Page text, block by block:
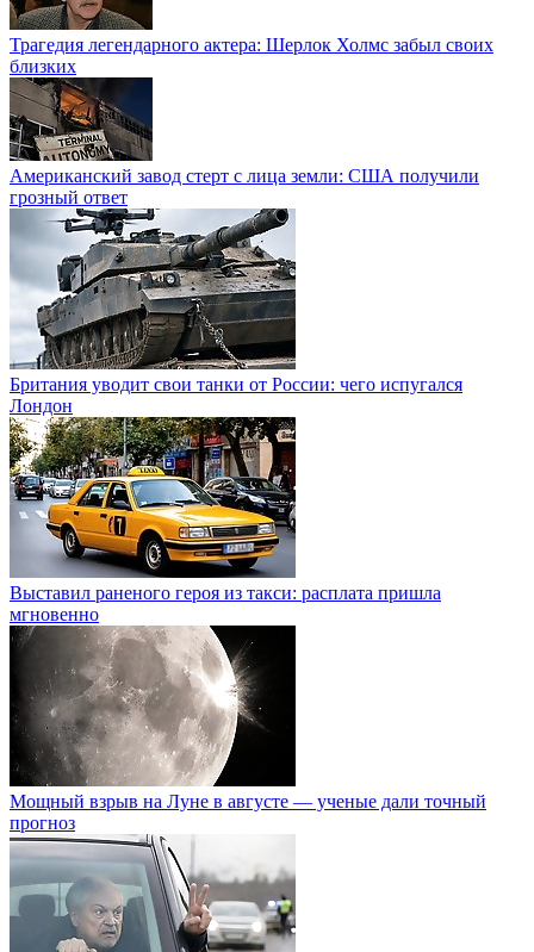
Трагедия легендарного актера: Шерлок Холмс забыл своих
близких
Американский завод стерт с лица земли: США получили
грозный ответ
Британия уводит свои танки от России: чего испугался
Лондон
Выставил раненого героя из такси: расплата пришла
мгновенно
Мощный взрыв на Луне в августе — ученые дали точный
прогноз